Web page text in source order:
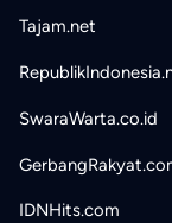
Tajam.net
SwaraWarta.co.id
IDNHits.com